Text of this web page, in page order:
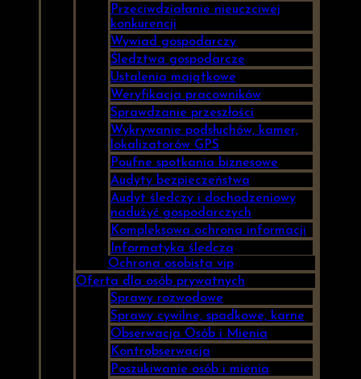
Przeciwdziałanie nieuczciwej
konkurencji
Wywiad gospodarczy
Śledztwa gospodarcze
Ustalenia majątkowe
Weryfikacja pracowników
Sprawdzanie przeszłości
Wykrywanie podsłuchów, kamer,
lokalizatorów GPS
Poufne spotkania biznesowe
Audyty bezpieczeństwa
Audyt śledczy i dochodzeniowy
nadużyć gospodarczych
Kompleksowa ochrona informacji
Informatyka śledcza
Ochrona osobista vip
Oferta dla osób prywatnych
Sprawy rozwodowe
Sprawy cywilne, spadkowe, karne
Obserwacja Osób i Mienia
Kontrobserwacja
Poszukiwanie osób i mienia